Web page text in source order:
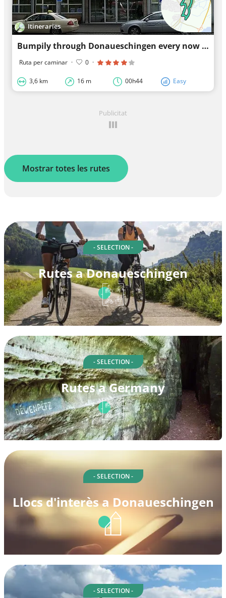
Itineraries
Bumpily through Donaueschingen every now and then
Ruta per caminar · 0 ·
3,6 km 16 m 00h44 Easy
Publicitat
Mostrar totes les rutes
- SELECTION -
Rutes a Donaueschingen
- SELECTION -
Rutes a Germany
- SELECTION -
Llocs d'interès a Donaueschingen
- SELECTION -